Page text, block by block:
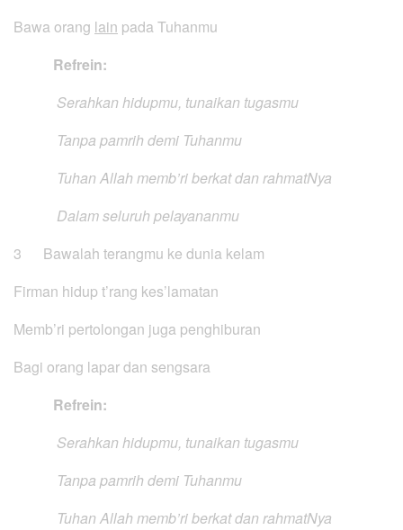
Bawa orang lain pada Tuhanmu
Refrein:
Serahkan hidupmu, tunaikan tugasmu
Tanpa pamrih demi Tuhanmu
Tuhan Allah memb’ri berkat dan rahmatNya
Dalam seluruh pelayananmu
3 Bawalah terangmu ke dunia kelam
Firman hidup t’rang kes’lamatan
Memb’ri pertolongan juga penghiburan
Bagi orang lapar dan sengsara
Refrein:
Serahkan hidupmu, tunaikan tugasmu
Tanpa pamrih demi Tuhanmu
Tuhan Allah memb’ri berkat dan rahmatNya